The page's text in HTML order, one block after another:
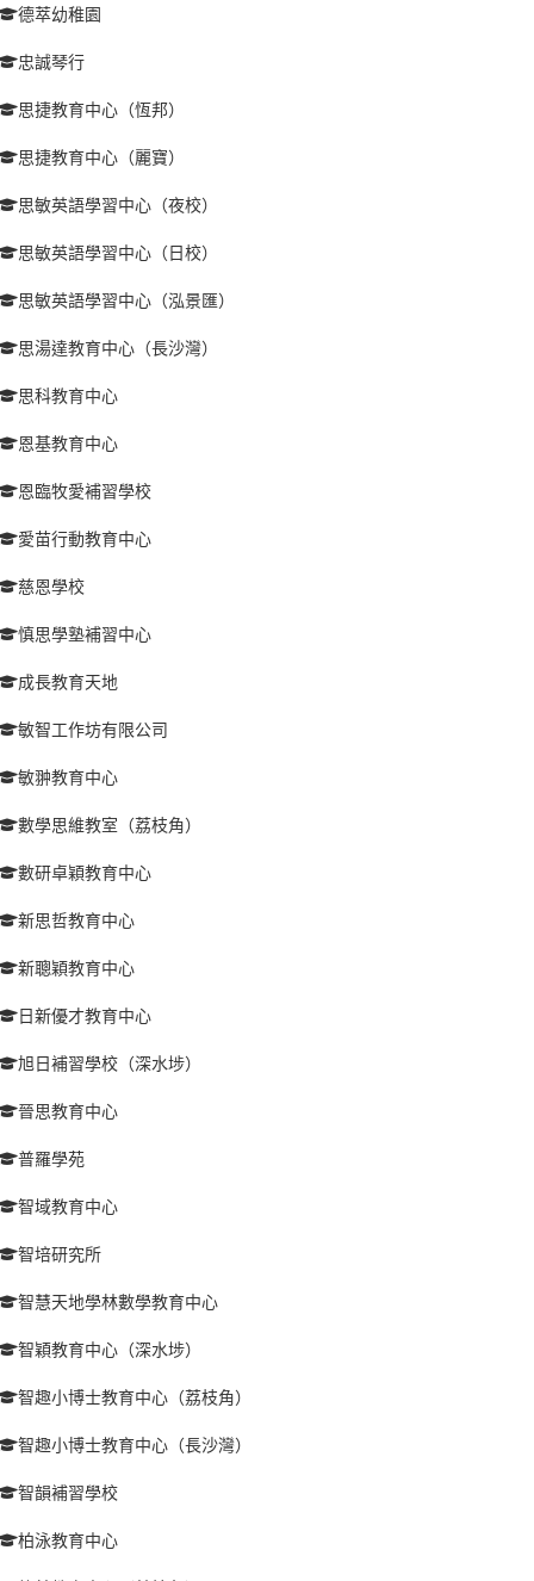
德萃幼稚園
忠誠琴行
思捷教育中心（恆邦）
思捷教育中心（麗寶）
思敏英語學習中心（夜校）
思敏英語學習中心（日校）
思敏英語學習中心（泓景匯）
思湯達教育中心（長沙灣）
思科教育中心
恩基教育中心
恩臨牧愛補習學校
愛苗行動教育中心
慈恩學校
慎思學塾補習中心
成長教育天地
敏智工作坊有限公司
敏翀教育中心
數學思維教室（荔枝角）
數研卓穎教育中心
新思哲教育中心
新聰穎教育中心
日新優才教育中心
旭日補習學校（深水埗）
晉思教育中心
普羅學苑
智域教育中心
智培研究所
智慧天地學林數學教育中心
智穎教育中心（深水埗）
智趣小博士教育中心（荔枝角）
智趣小博士教育中心（長沙灣）
智韻補習學校
柏泳教育中心